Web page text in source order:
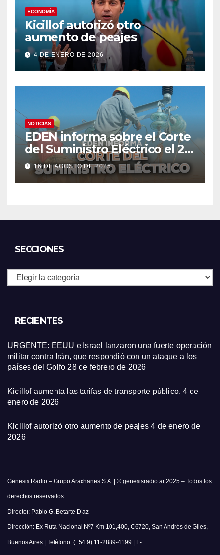
ECONOMÍA
Kicillof autorizó otro
aumento de peajes
4 DE ENERO DE 2026
NOTICIAS
EDEN informa sobre el Corte
del Suministro Eléctrico el 20
de agosto
16 DE AGOSTO DE 2025
SECCIONES
Secciones
RECIENTES
URGENTE: EEUU e Israel lanzaron una fuerte operación
militar contra Irán, que respondió con un ataque a los
países del Golfo 28 de febrero de 2026
Kicillof aumenta las tarifas de transporte público. 4 de
enero de 2026
Kicillof autorizó otro aumento de peajes 4 de enero de
2026
Genesis Radio – Grupo Arachanes S.A. | © genesisradio.ar 2025 – Todos los
derechos reservados.
Director: Pablo G. Betarte Díaz
Dirección: Ex Ruta Nacional Nº7 Km 101,400, C6720, San Andrés de Giles,
Buenos Aires | Teléfono: (+54 9) 11-2889-4199 | E-